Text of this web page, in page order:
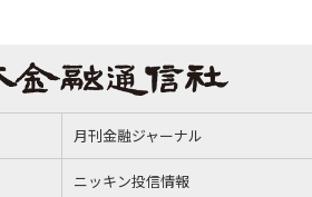
月刊金融ジャーナル
ニッキン投信情報